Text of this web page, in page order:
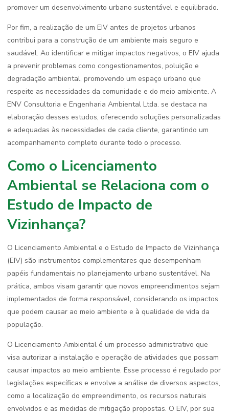
promover um desenvolvimento urbano sustentável e equilibrado.
Por fim, a realização de um EIV antes de projetos urbanos
contribui para a construção de um ambiente mais seguro e
saudável. Ao identificar e mitigar impactos negativos, o EIV ajuda
a prevenir problemas como congestionamentos, poluição e
degradação ambiental, promovendo um espaço urbano que
respeite as necessidades da comunidade e do meio ambiente. A
ENV Consultoria e Engenharia Ambiental Ltda. se destaca na
elaboração desses estudos, oferecendo soluções personalizadas
e adequadas às necessidades de cada cliente, garantindo um
acompanhamento completo durante todo o processo.
Como o Licenciamento
Ambiental se Relaciona com o
Estudo de Impacto de
Vizinhança?
O Licenciamento Ambiental e o Estudo de Impacto de Vizinhança
(EIV) são instrumentos complementares que desempenham
papéis fundamentais no planejamento urbano sustentável. Na
prática, ambos visam garantir que novos empreendimentos sejam
implementados de forma responsável, considerando os impactos
que podem causar ao meio ambiente e à qualidade de vida da
população.
O Licenciamento Ambiental é um processo administrativo que
visa autorizar a instalação e operação de atividades que possam
causar impactos ao meio ambiente. Esse processo é regulado por
legislações específicas e envolve a análise de diversos aspectos,
como a localização do empreendimento, os recursos naturais
envolvidos e as medidas de mitigação propostas. O EIV, por sua